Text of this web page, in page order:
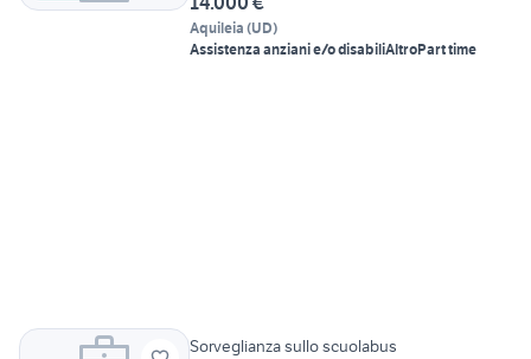
Aquileia (UD)
Assistenza anziani e/o disabiliAltroPart time
Sorveglianza sullo scuolabus